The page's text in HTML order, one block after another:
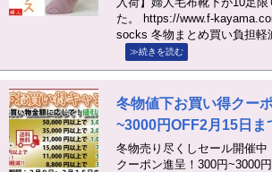
た。 https://www.f-
socks 冬物まとめ買い負担軽
≫続きを読む
冬物値下お買い得クー
~3000円OFF2月15日ま
冬物売り尽くしセール開催
クーポン進呈！300円~3000